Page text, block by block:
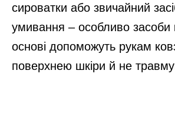
сироватки або звичайний
умивання – особливо засоби
основі допоможуть рукам
поверхнею шкіри й не